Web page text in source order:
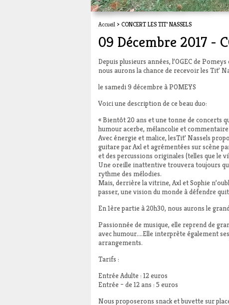
Accueil > CONCERT LES TIT’ NASSELS
09 Décembre 2017 -
Depuis plusieurs années, l’OGEC de
nous aurons la chance de recevoir les Tit’
le samedi 9 décembre à POMEYS
Voici une description de ce beau duo:
« Bientôt 20 ans et une tonne de concerts
humour acerbe, mélancolie et
Avec énergie et malice, lesTit’ Nassels
guitare par Axl et agrémentées sur scène
et des percussions originales (telles que le
Une oreille inattentive trouvera toujours
rythme des mélodies.
Mais, derrière la vitrine, Axl et Sophie
passer, une vision du monde à défendre
En 1ère partie à 20h30, nous aurons le
Passionnée de musique, elle reprend de
avec humour….Elle interprète également
arrangements.
Tarifs :
Entrée Adulte : 12 euros
Entrée – de 12 ans : 5 euros
Nous proposerons snack et buvette sur